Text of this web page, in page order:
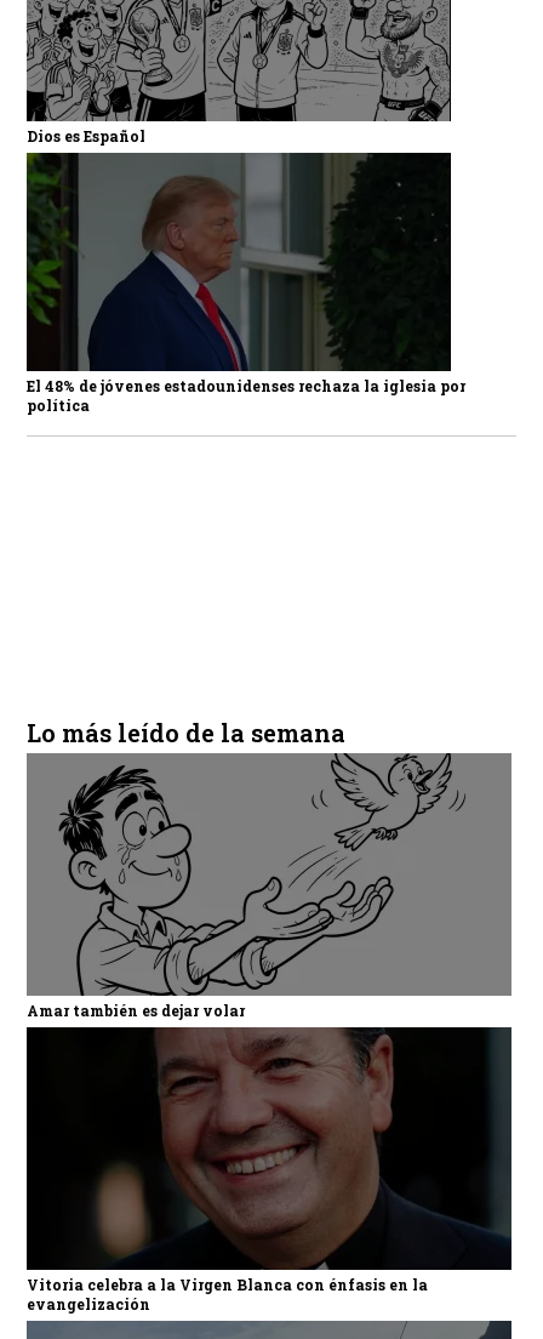
Dios es Español
El 48% de jóvenes estadounidenses rechaza la iglesia por
política
Lo más leído de la semana
Amar también es dejar volar
Vitoria celebra a la Virgen Blanca con énfasis en la
evangelización